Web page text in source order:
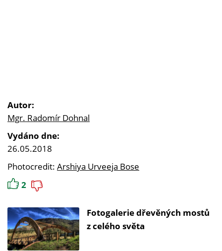
Autor:
Mgr. Radomír Dohnal
Vydáno dne:
26.05.2018
Photocredit: Arshiya Urveeja Bose
2
Fotogalerie dřevěných mostů
z celého světa